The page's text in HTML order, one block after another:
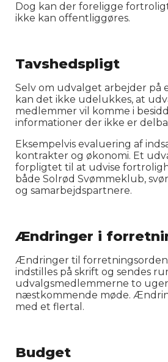
Dog kan der foreligge
ikke kan offentliggøres.
Tavshedspligt
Selv om udvalget arbejder på
kan det ikke udelukkes, at
medlemmer vil komme i
informationer der ikke er
Eksempelvis evaluering af
kontrakter og økonomi. Et
forpligtet til at udvise
både Solrød Svømmeklub,
og samarbejdspartnere.
Ændringer i
Ændringer til
indstilles på skrift og sendes
udvalgsmedlemmerne to
næstkommende møde.
med et flertal.
Budget